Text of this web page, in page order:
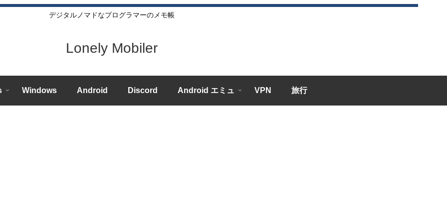
デジタルノマドなプログラマーのメモ帳
Lonely Mobiler
Windows Android Discord Android エミュ VPN 旅行